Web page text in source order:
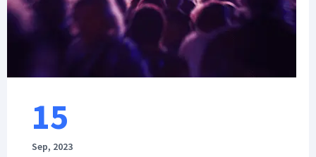
15
Sep, 2023